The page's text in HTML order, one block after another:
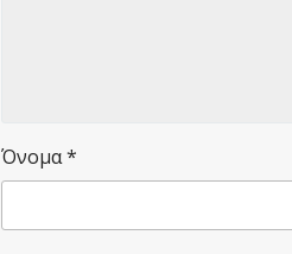
Όνομα*